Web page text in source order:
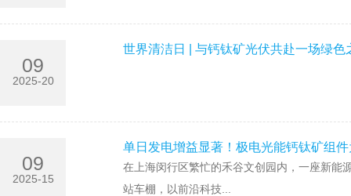
09
2025-20
世界清洁日 | 与钙钛矿光伏共赴一场绿色
09
2025-15
单日发电增益显著！极电光能钙钛矿组
在上海闵行区繁忙的禾谷文创园内，一座新能
站车棚，以前沿科技...